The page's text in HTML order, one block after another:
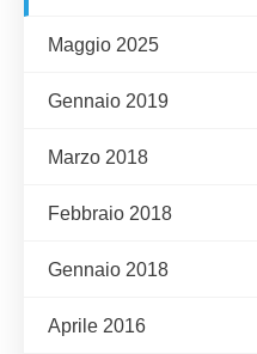
Maggio 2025
Gennaio 2019
Marzo 2018
Febbraio 2018
Gennaio 2018
Aprile 2016